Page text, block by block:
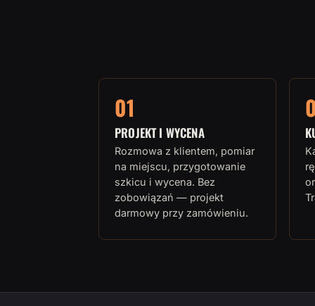
01
PROJEKT I WYCENA
Rozmowa z klientem, pomiar
na miejscu, przygotowanie
szkicu i wycena. Bez
zobowiązań — projekt
darmowy przy zamówieniu.